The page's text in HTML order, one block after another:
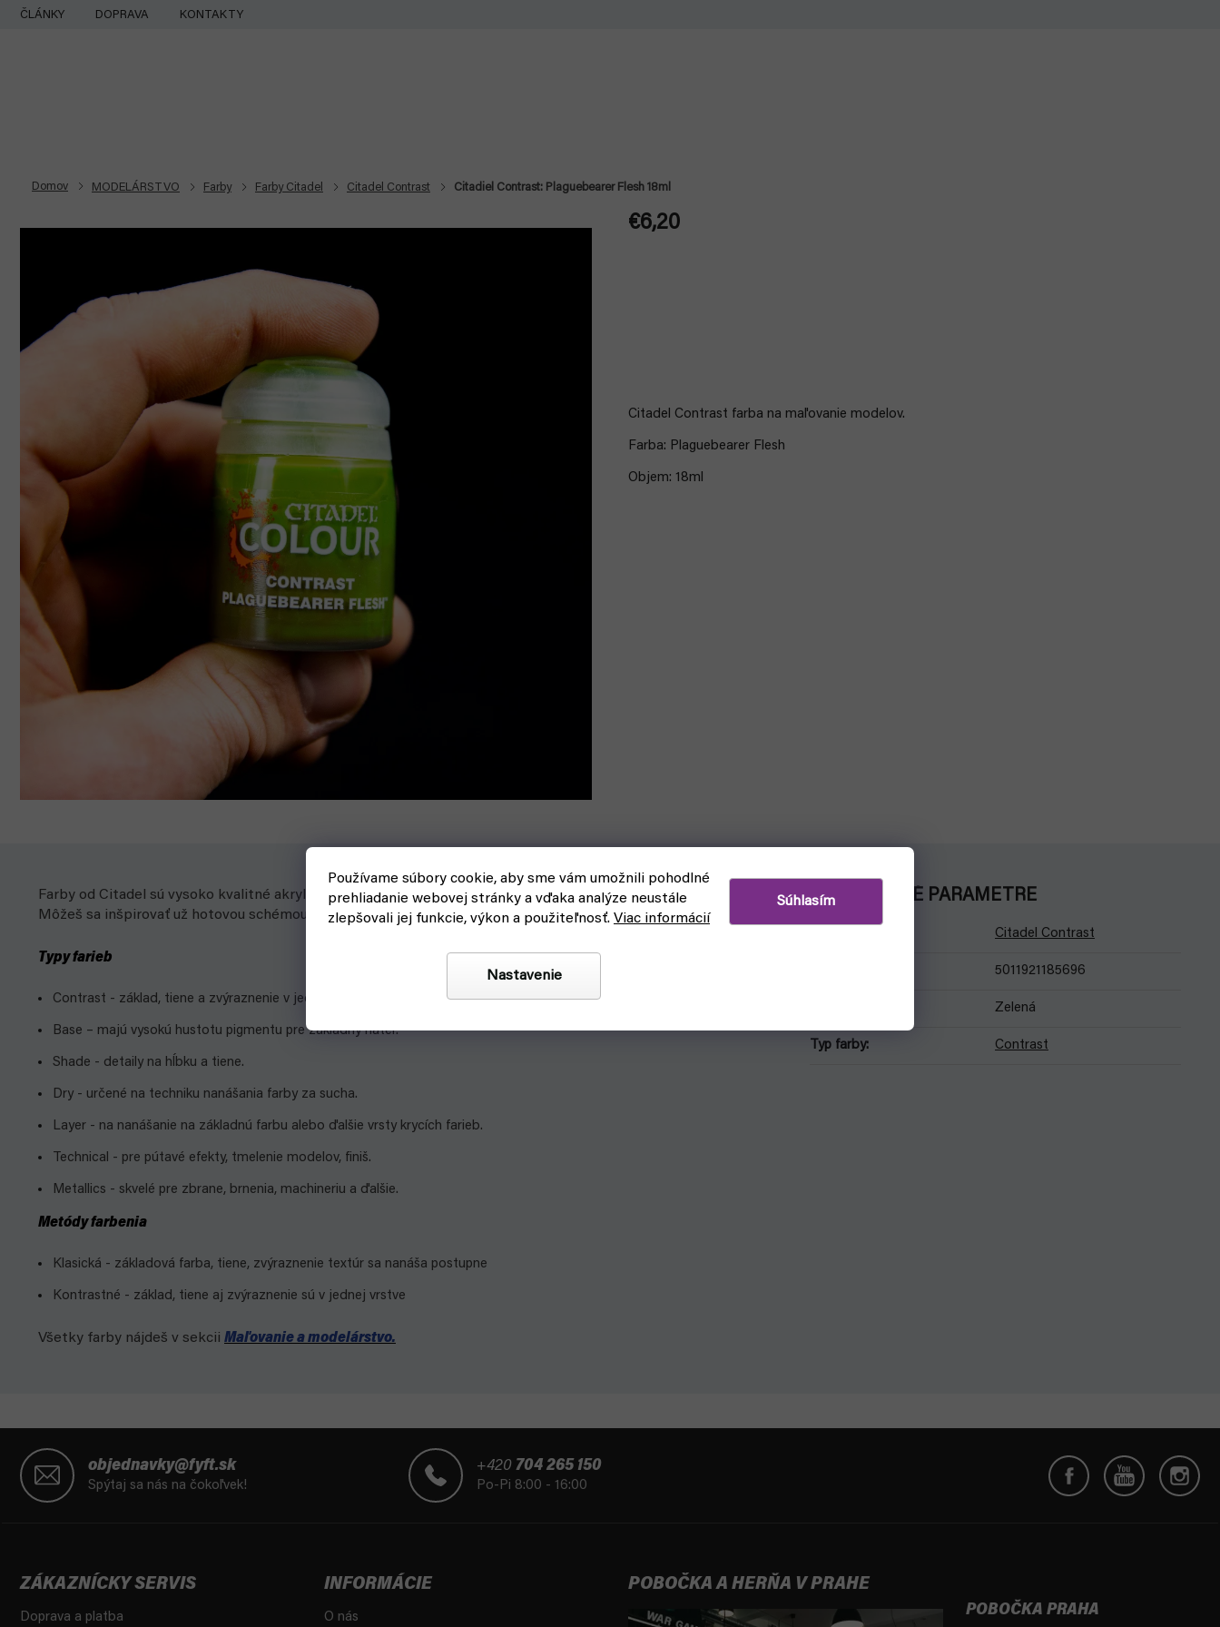
Používame súbory cookie, aby sme vám umožnili pohodlné
prehliadanie webovej stránky a vďaka analýze neustále
zlepšovali jej funkcie, výkon a použiteľnosť. Viac informácií
Nastavenie
Súhlasím
Prejsť
ČLÁNKY DOPRAVA KONTAKTY
Domov MODELÁRSTVO Farby Farby Citadel Citadel Contrast Citadiel Contrast: Plaguebearer Flesh 18ml
€6,20
Citadel Contrast farba na maľovanie modelov.
Farba: Plaguebearer Flesh
Objem: 18ml
Farby od Citadel sú vysoko kvalitné akrylové farby, ktoré sa používajú na farbenie figúrok nielen kwargamingu
Môžeš sa inšpirovať už hotovou schémou alebo zapojiť vlastnú fantáziu.
Typy farieb
Contrast - základ, tiene a zvýraznenie v jednej vrstve s kontrastnými farbami.
Base – majú vysokú hustotu pigmentu pre základný náter.
Shade - detaily na hĺbku a tiene.
Dry - určené na techniku nanášania farby za sucha.
Layer - na nanášanie na základnú farbu alebo ďalšie vrsty krycích farieb.
Technical - pre pútavé efekty, tmelenie modelov, finiš.
Metallics - skvelé pre zbrane, brnenia, machineriu a ďalšie.
Metódy farbenia
Klasická - základová farba, tiene, zvýraznenie textúr sa nanáša postupne
Kontrastné - základ, tiene aj zvýraznenie sú v jednej vrstve
Všetky farby nájdeš v sekcii Maľovanie a modelárstvo.
DODATOČNÉ PARAMETRE
Citadel Contrast
5011921185696
Zelená
Typ farby: Contrast
objednavky@fyft.sk
Spýtaj sa nás na čokoľvek!
+420 704 265 150
Po-Pi 8:00 - 16:00
ZÁKAZNÍCKY SERVIS
Doprava a platba
INFORMÁCIE
O nás
POBOČKA A HERŇA V PRAHE
POBOČKA PRAHA